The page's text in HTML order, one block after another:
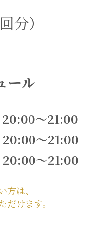
分）
ール
20:00～21:00
20:00～21:00
20:00～21:00
方は、
けます。